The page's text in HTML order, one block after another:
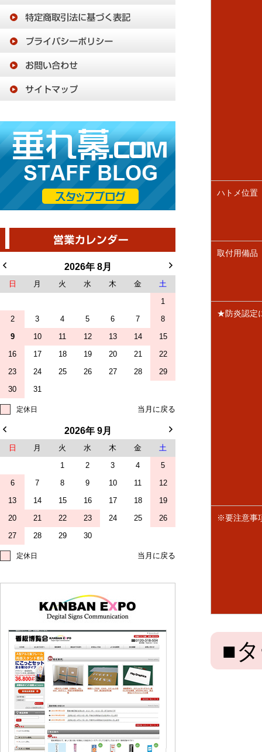
ハトメ位置
取付用備品
★防炎認定
※要注意事
■
2026年 8月
日 月 火 水 木 金
土
1
2
3 4 5 6 7
8
9
10 11 12 13 14
15
16
17 18 19 20 21
22
23
24 25 26 27 28
29
30
31
定休日
2026年 9月
日 月 火 水 木 金
土
1
2 3 4
5
6
7 8 9 10 11
12
13
14 15 16 17 18
19
20
21 22 23 24 25
26
27
28 29 30
定休日